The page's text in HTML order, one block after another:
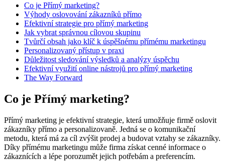
Co je Přímý marketing?
Výhody oslovování zákazníků přímo
Efektivní strategie pro přímý marketing
Jak vybrat správnou cílovou skupinu
Tvůrčí obsah jako klíč k úspěšnému přímému marketingu
Personalizovaný přístup v praxi
Důležitost sledování výsledků a analýzy úspěchu
Efektivní využití online nástrojů pro přímý marketing
The Way Forward
Co je Přímý marketing?
Přímý marketing je efektivní strategie, která umožňuje firmě oslovit
zákazníky přímo a personalizovaně. Jedná se o komunikační
metodu, která má za cíl zvýšit prodej a budovat vztahy se zákazníky.
Díky přímému marketingu může firma získat cenné informace o
zákaznících a lépe porozumět jejich potřebám a preferencím.